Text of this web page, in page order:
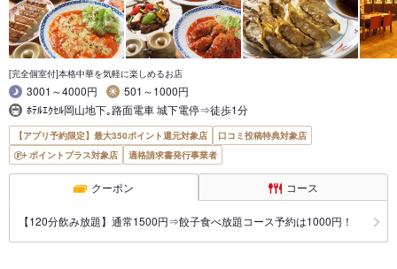
[完全個室付]本格中華を気軽に楽しめるお店
3001～4000円
501～1000円
ﾎﾃﾙｴｸｾﾙ岡山地下｡路面電車 城下電停⇒徒歩1分
【アプリ予約限定】最大350ポイント還元対象店
口コミ投稿特典対象店
ポイントプラス対象店
適格請求書発行事業者
クーポン コース
【120分飲み放題】通常1500円⇒餃子食べ放題コース予約は1000円！